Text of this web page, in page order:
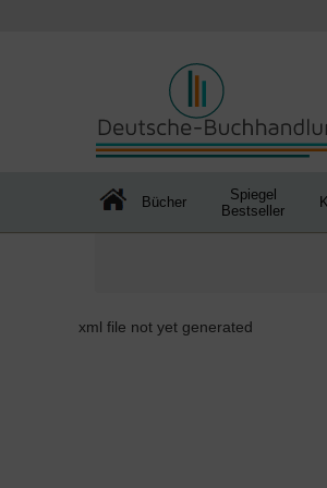
Bücher
Spiegel
Bestseller
xml file not yet generated